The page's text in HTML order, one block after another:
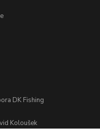
DK Fishing
Koloušek